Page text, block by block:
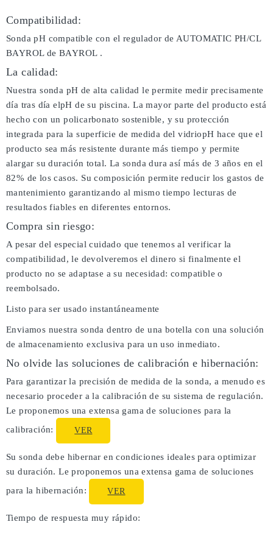
Compatibilidad:
Sonda pH compatible con el regulador de AUTOMATIC PH/CL
BAYROL de BAYROL .
La calidad:
Nuestra sonda pH de alta calidad le permite medir precisamente
día tras día elpH de su piscina. La mayor parte del producto está
hecho con un policarbonato sostenible, y su protección
integrada para la superficie de medida del vidriopH hace que el
producto sea más resistente durante más tiempo y permite
alargar su duración total. La sonda dura así más de 3 años en el
82% de los casos. Su composición permite reducir los gastos de
mantenimiento garantizando al mismo tiempo lecturas de
resultados fiables en diferentes entornos.
Compra sin riesgo:
A pesar del especial cuidado que tenemos al verificar la
compatibilidad, le devolveremos el dinero si finalmente el
producto no se adaptase a su necesidad: compatible o
reembolsado.
Listo para ser usado instantáneamente
Enviamos nuestra sonda dentro de una botella con una solución
de almacenamiento exclusiva para un uso inmediato.
No olvide las soluciones de calibración e hibernación:
Para garantizar la precisión de medida de la sonda, a menudo es
necesario proceder a la calibración de su sistema de regulación.
Le proponemos una extensa gama de soluciones para la
calibración:
VER
Su sonda debe hibernar en condiciones ideales para optimizar
su duración. Le proponemos una extensa gama de soluciones
para la hibernación:
VER
Tiempo de respuesta muy rápido: